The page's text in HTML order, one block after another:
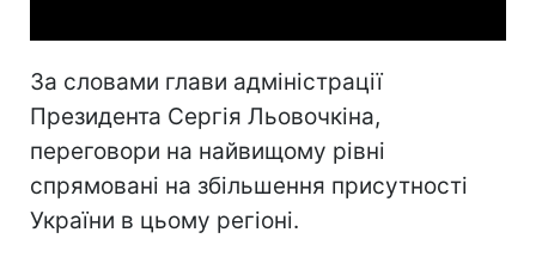
За словами глави адміністрації
Президента Сергія Льовочкіна,
переговори на найвищому рівні
спрямовані на збільшення присутності
України в цьому регіоні.